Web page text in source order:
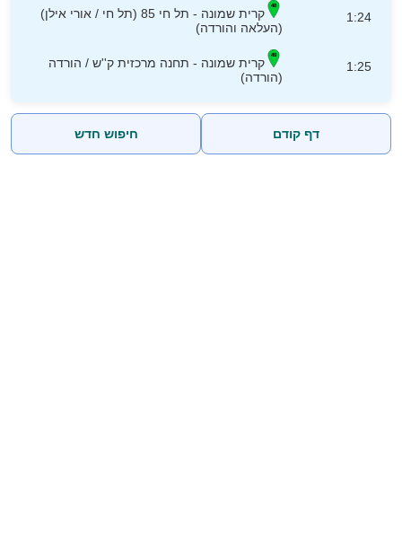
1:24
קרית שמונה - תל חי 85 (תל חי / אורי אילן)
(העלאה והורדה)
1:25
קרית שמונה - תחנה מרכזית ק''ש / הורדה
(הורדה)
דף קודם חיפוש חדש